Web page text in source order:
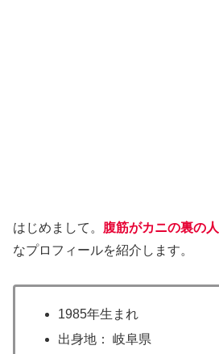
はじめまして。 腹筋がカニの裏の人
なプロフィールを紹介します。
1985年生まれ
出身地： 岐阜県